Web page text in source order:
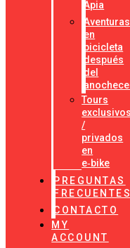
Apia
Aventuras
en
bicicleta
después
del
Tours
exclusivos
/
privados
en
e‑bike
PREGUNTAS
FRECUENTES
CONTACTO
MY
ACCOUNT